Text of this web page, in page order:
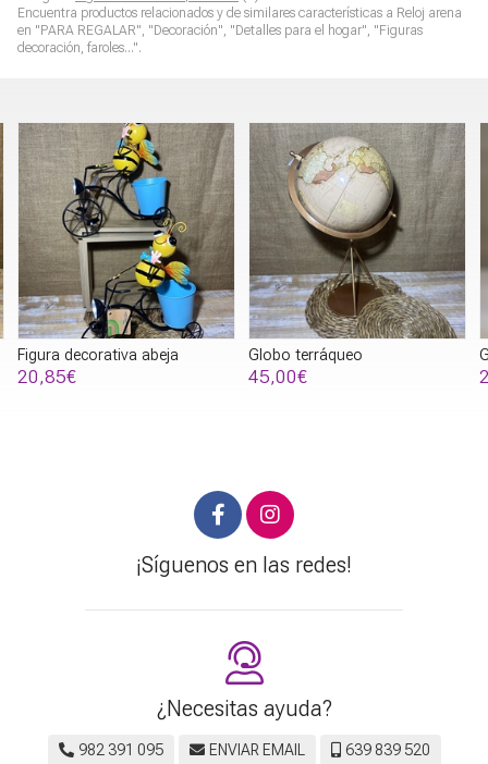
Encuentra productos relacionados y de similares características a Reloj arena
en "PARA REGALAR", "Decoración", "Detalles para el hogar", "Figuras
decoración, faroles...".
Globo terráqueo
45,00€
Globo terráqueo metal marrón
28,75€
¡Síguenos en las redes!
¿Necesitas ayuda?
982 391 095 ENVIAR EMAIL 639 839 520